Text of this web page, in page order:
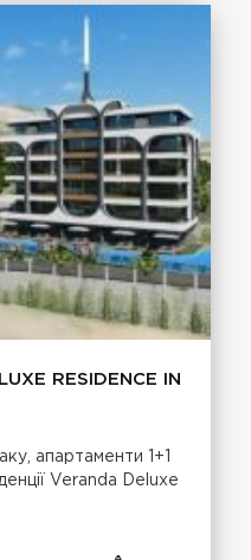
RESIDENCE IN
апартаменти 1+1
Veranda Deluxe